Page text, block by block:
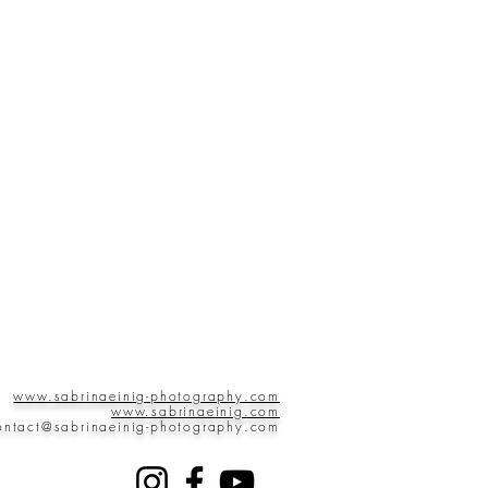
www.sabrinaeinig-photography.com
www.sabrinaeinig.com
photography.com